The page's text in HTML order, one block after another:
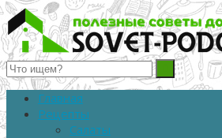
Полезные советы домохозяйкам
Главная
Рецепты
Салаты